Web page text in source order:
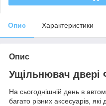
Опис Характеристики
Опис
Ущільнювач двері
На сьогоднішній день в
багато різних аксесуарів,